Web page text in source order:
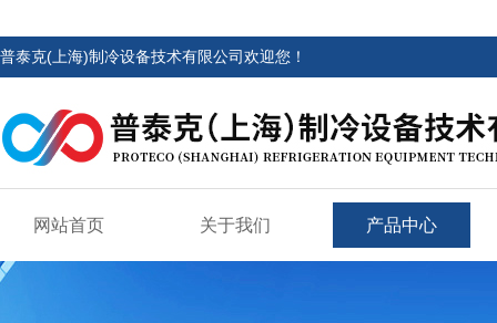
普泰克(上海)制冷设备技术有限公司欢迎您！
网站首页 关于我们 产品中心